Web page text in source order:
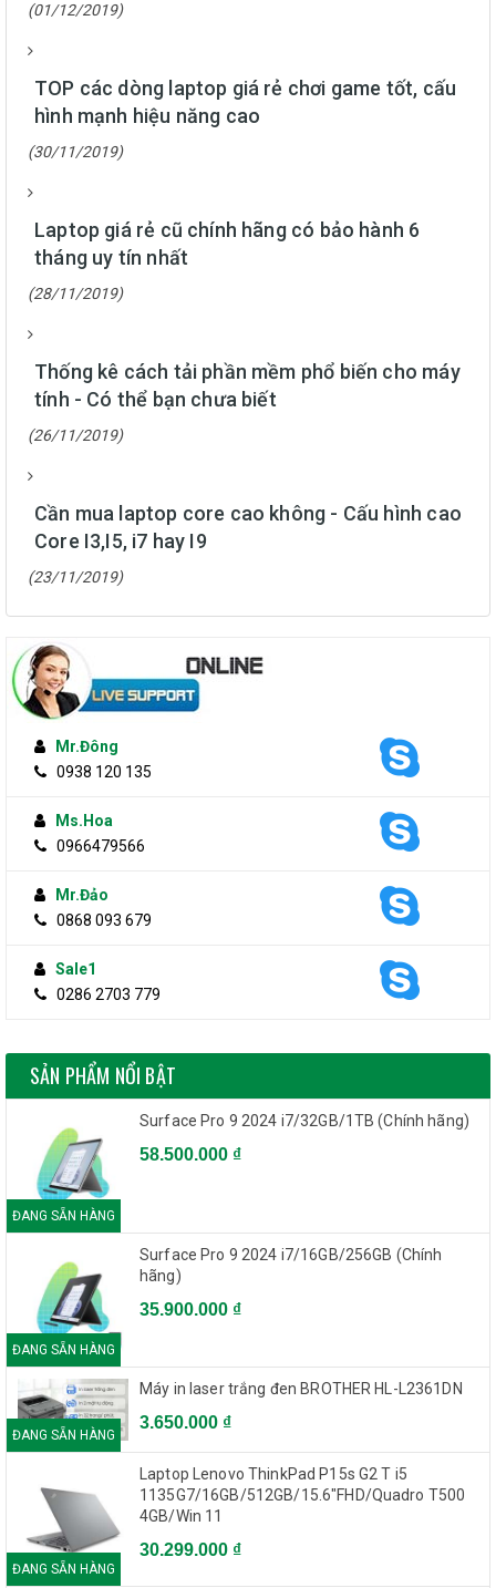
(01/12/2019)
TOP các dòng laptop giá rẻ chơi game tốt, cấu
hình mạnh hiệu năng cao
(30/11/2019)
Laptop giá rẻ cũ chính hãng có bảo hành 6
tháng uy tín nhất
(28/11/2019)
Thống kê cách tải phần mềm phổ biến cho máy
tính - Có thể bạn chưa biết
(26/11/2019)
Cần mua laptop core cao không - Cấu hình cao
Core I3,I5, i7 hay I9
(23/11/2019)
Mr.Đông
0938 120 135
Ms.Hoa
0966479566
Mr.Đảo
0868 093 679
Sale1
0286 2703 779
SẢN PHẨM NỔI BẬT
ĐANG SẴN HÀNG
Surface Pro 9 2024 i7/32GB/1TB (Chính hãng)
58.500.000 ₫
ĐANG SẴN HÀNG
Surface Pro 9 2024 i7/16GB/256GB (Chính
hãng)
35.900.000 ₫
ĐANG SẴN HÀNG
Máy in laser trắng đen BROTHER HL-L2361DN
3.650.000 ₫
ĐANG SẴN HÀNG
Laptop Lenovo ThinkPad P15s G2 T i5
1135G7/16GB/512GB/15.6"FHD/Quadro T500
4GB/Win 11
30.299.000 ₫